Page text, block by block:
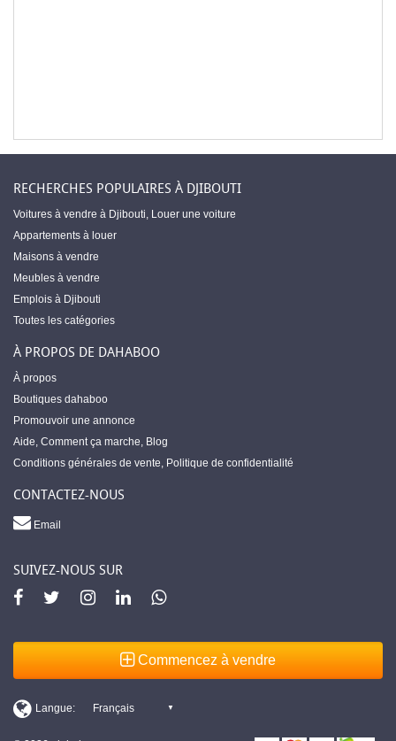
RECHERCHES POPULAIRES À DJIBOUTI
Voitures à vendre à Djibouti, Louer une voiture
Appartements à louer
Maisons à vendre
Meubles à vendre
Emplois à Djibouti
Toutes les catégories
À PROPOS DE DAHABOO
À propos
Boutiques dahaboo
Promouvoir une annonce
Aide, Comment ça marche, Blog
Conditions générales de vente, Politique de confidentialité
CONTACTEZ-NOUS
Email
SUIVEZ-NOUS SUR
Commencez à vendre